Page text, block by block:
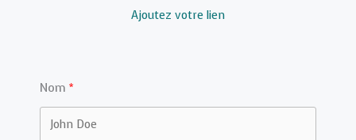
Ajoutez votre lien
Nom